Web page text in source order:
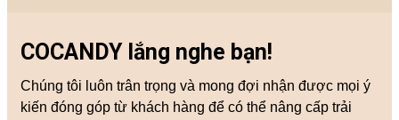
COCANDY lắng nghe bạn!
Chúng tôi luôn trân trọng và mong đợi nhận được mọi ý
kiến đóng góp từ khách hàng để có thể nâng cấp trải